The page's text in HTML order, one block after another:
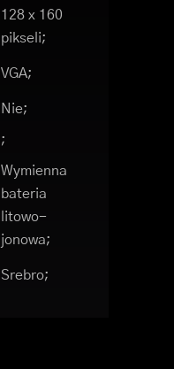
128 x 160
pikseli;
VGA;
Nie;
;
Wymienna
bateria
litowo-
jonowa;
Srebro;